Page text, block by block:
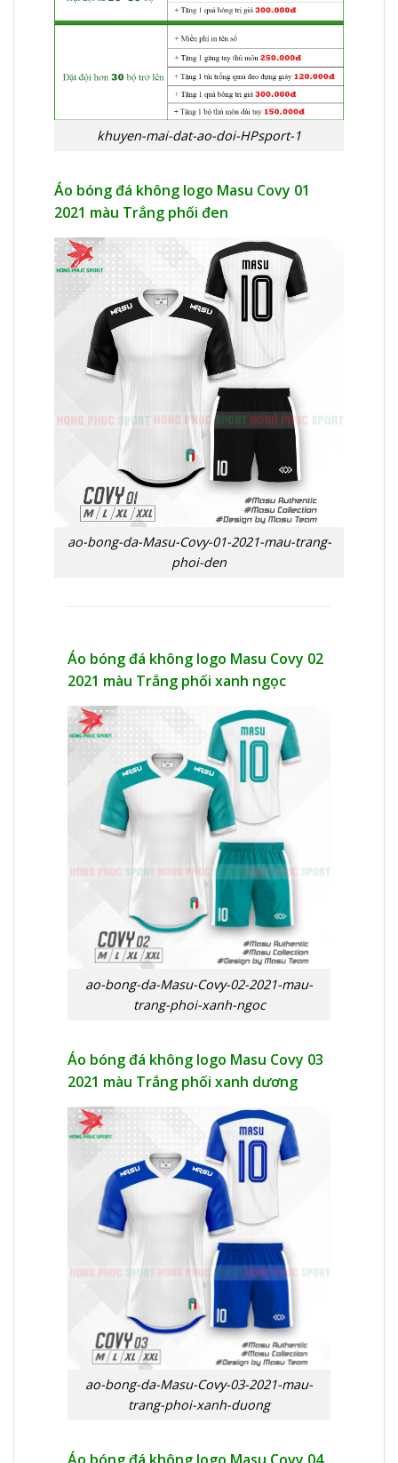
khuyen-mai-dat-ao-doi-HPsport-1
Áo bóng đá không logo Masu Covy 01
2021 màu Trắng phối đen
ao-bong-da-Masu-Covy-01-2021-mau-trang-
phoi-den
Áo bóng đá không logo Masu Covy 02
2021 màu Trắng phối xanh ngọc
ao-bong-da-Masu-Covy-02-2021-mau-
trang-phoi-xanh-ngoc
Áo bóng đá không logo Masu Covy 03
2021 màu Trắng phối xanh dương
ao-bong-da-Masu-Covy-03-2021-mau-
trang-phoi-xanh-duong